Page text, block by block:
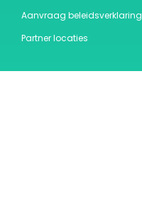
Aanvraag beleidsverklaring
Partner locaties